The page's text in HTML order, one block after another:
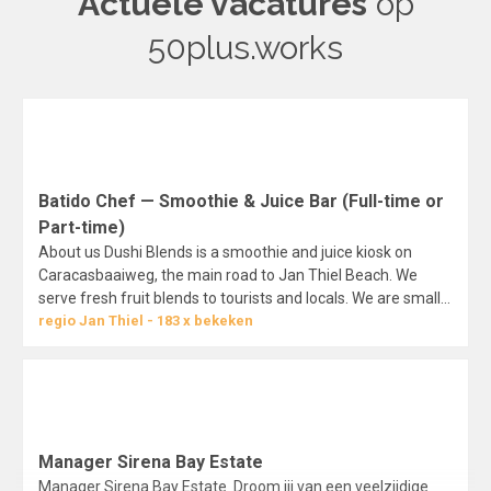
50plus.works
Batido Chef — Smoothie & Juice Bar (Full-time or
Part-time)
About us Dushi Blends is a smoothie and juice kiosk on
Caracasbaaiweg, the main road to Jan Thiel Beach. We
serve fresh fruit blends to tourists and locals. We are small,
new, and growing, which means the person we hire has real
regio Jan Thiel 183 x bekeken
Manager Sirena Bay Estate
Manager Sirena Bay Estate Droom jij van een veelzijdige